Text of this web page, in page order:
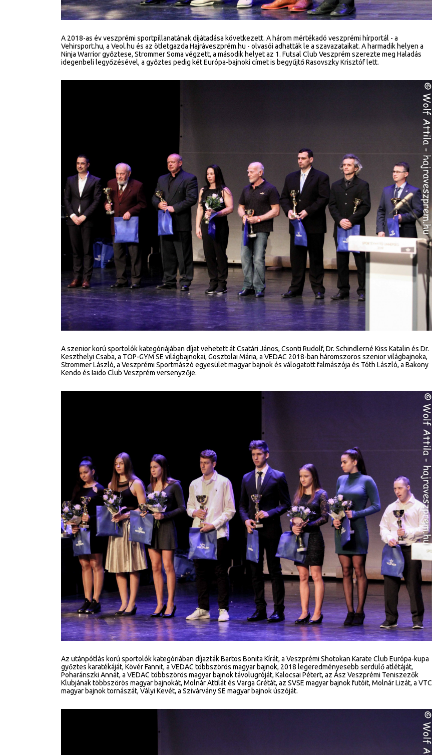
A 2018-as év veszprémi sportpillanatának díjátadása következett. A három mértékadó veszprémi hírportál - a
Vehirsport.hu, a Veol.hu és az ötletgazda Hajráveszprém.hu - olvasói adhatták le a szavazataikat. A harmadik helyen a
Ninja Warrior győztese, Strommer Soma végzett, a második helyet az 1. Futsal Club Veszprém szerezte meg Haladás
idegenbeli legyőzésével, a győztes pedig két Európa-bajnoki címet is begyűjtő Rasovszky Krisztóf lett.
A szenior korú sportolók kategóriájában díjat vehetett át Csatári János, Csonti Rudolf, Dr. Schindlerné Kiss Katalin és Dr.
Keszthelyi Csaba, a TOP-GYM SE világbajnokai, Gosztolai Mária, a VEDAC 2018-ban háromszoros szenior világbajnoka,
Strommer László, a Veszprémi Sportmászó egyesület magyar bajnok és válogatott falmászója és Tóth László, a Bakony
Kendo és Iaido Club Veszprém versenyzője.
Az utánpótlás korú sportolók kategóriában díjazták Bartos Bonita Kírát, a Veszprémi Shotokan Karate Club Európa-kupa
győztes karatékáját, Kövér Fannit, a VEDAC többszörös magyar bajnok, 2018 legeredményesebb serdülő atlétáját,
Poharánszki Annát, a VEDAC többszörös magyar bajnok távolugróját, Kalocsai Pétert, az Ász Veszprémi Teniszezők
Klubjának többszörös magyar bajnokát, Molnár Attilát és Varga Grétát, az SVSE magyar bajnok futóit, Molnár Lizát, a VTC
magyar bajnok tornászát, Vályi Kevét, a Szivárvány SE magyar bajnok úszóját.